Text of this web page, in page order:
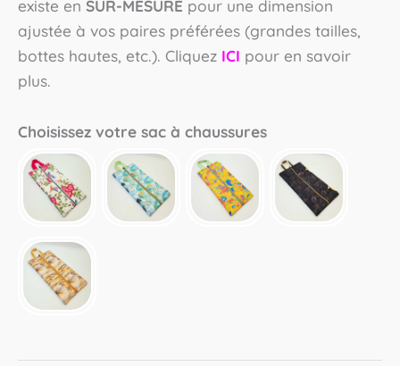
existe en SUR-MESURE pour une dimension
ajustée à vos paires préférées (grandes tailles,
bottes hautes, etc.). Cliquez ICI pour en savoir
plus.
Choisissez votre sac à chaussures